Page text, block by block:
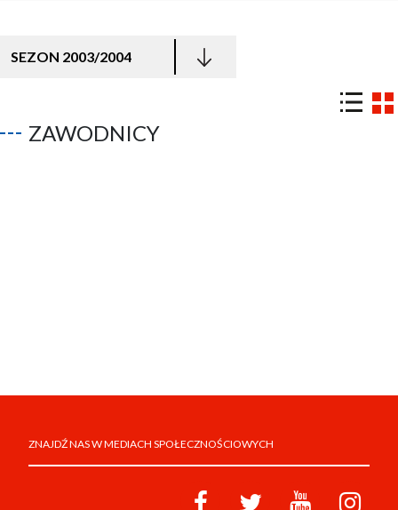
SEZON 2003/2004
ZAWODNICY
ZNAJDŹ NAS W MEDIACH SPOŁECZNOŚCIOWYCH